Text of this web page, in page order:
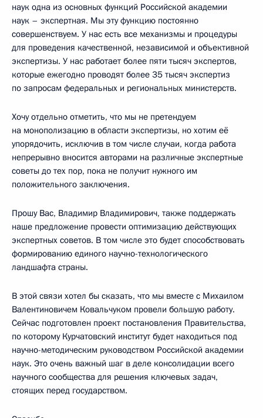
наук одна из основных функций Российской академии
наук – экспертная. Мы эту функцию постоянно
совершенствуем. У нас есть все механизмы и процедуры
для проведения качественной, независимой и объективной
экспертизы. У нас работает более пяти тысяч экспертов,
которые ежегодно проводят более 35 тысяч экспертиз
по запросам федеральных и региональных министерств.
Хочу отдельно отметить, что мы не претендуем
на монополизацию в области экспертизы, но хотим её
упорядочить, исключив в том числе случаи, когда работа
непрерывно вносится авторами на различные экспертные
советы до тех пор, пока не получит нужного им
положительного заключения.
Прошу Вас, Владимир Владимирович, также поддержать
наше предложение провести оптимизацию действующих
экспертных советов. В том числе это будет способствовать
формированию единого научно-технологического
ландшафта страны.
В этой связи хотел бы сказать, что мы вместе с Михаилом
Валентиновичем Ковальчуком провели большую работу.
Сейчас подготовлен проект постановления Правительства,
по которому Курчатовский институт будет находиться под
научно-методическим руководством Российской академии
наук. Это очень важный шаг в деле консолидации всего
научного сообщества для решения ключевых задач,
стоящих перед государством.